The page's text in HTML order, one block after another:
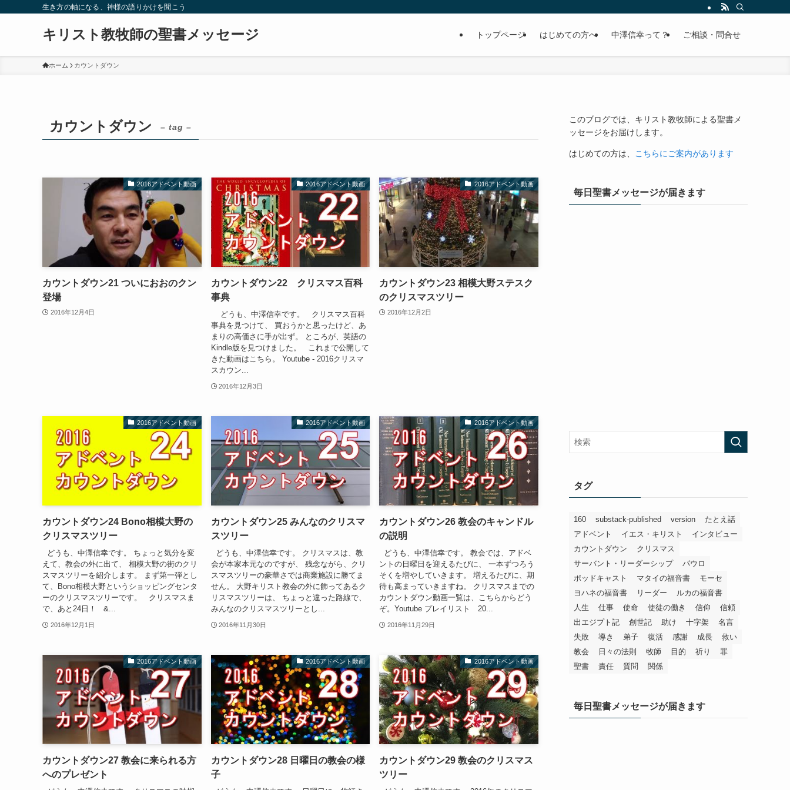
生き方の軸になる、神様の語りかけを聞こう
キリスト教牧師の聖書メッセージ トップページ はじめての方へ 中澤信幸って？ ご相談・問合せ
ホーム カウントダウン
カウントダウン – tag –
2016アドベント動画
カウントダウン21 ついにおおのクン
登場
2016年12月4日
2016アドベント動画
カウントダウン22 クリスマス百科
事典
どうも、中澤信幸です。 クリスマス百科
事典を見つけて、 買おうかと思ったけど、あ
まりの高価さに手が出ず。 ところが、英語の
Kindle版を見つけました。 これまで公開して
きた動画はこちら。 Youtube - 2016クリスマ
スカウン...
2016年12月3日
2016アドベント動画
カウントダウン23 相模大野ステスク
のクリスマスツリー
2016年12月2日
2016アドベント動画
カウントダウン24 Bono相模大野の
クリスマスツリー
どうも、中澤信幸です。 ちょっと気分を変
えて、教会の外に出て、 相模大野の街のクリ
スマスツリーを紹介します。 まず第一弾とし
て、Bono相模大野というショッピングセンタ
ーのクリスマスツリーです。 クリスマスま
で、あと24日！ &...
2016年12月1日
2016アドベント動画
カウントダウン25 みんなのクリスマ
スツリー
どうも、中澤信幸です。 クリスマスは、教
会が本家本元なのですが、 残念ながら、クリ
スマスツリーの豪華さでは商業施設に勝てま
せん。 大野キリスト教会の外に飾ってあるク
リスマスツリーは、 ちょっと違った路線で、
みんなのクリスマスツリーとし...
2016年11月30日
2016アドベント動画
カウントダウン26 教会のキャンドル
の説明
どうも、中澤信幸です。 教会では、アドベ
ントの日曜日を迎えるたびに、 一本ずつろう
そくを増やしていきます。 増えるたびに、期
待も高まっていきますね。 クリスマスまでの
カウントダウン動画一覧は、こちらからどう
ぞ。Youtube プレイリスト 20...
2016年11月29日
2016アドベント動画
カウントダウン27 教会に来られる方
へのプレゼント
2016アドベント動画
カウントダウン28 日曜日の教会の様
子
2016アドベント動画
カウントダウン29 教会のクリスマス
ツリー
このブログでは、キリスト教牧師による聖書メ
ッセージをお届けします。
はじめての方は、 こちらにご案内があります
毎日聖書メッセージが届きます
タグ
160 substack-published version
たとえ話
アドベント
イエス・キリスト
インタビュー
カウントダウン
クリスマス
サーバント・リーダーシップ
パウロ
ポッドキャスト
マタイの福音書
モーセ
ヨハネの福音書
リーダー
ルカの福音書
人生
仕事 使命 使徒の働き 信仰
信頼
出エジプト記
創世記 助け 十字架
名言
失敗
導き 弟子 復活 感謝 成長
救い
教会
日々の法則 牧師 目的 祈り
罪
聖書
責任 質問 関係
毎日聖書メッセージが届きます